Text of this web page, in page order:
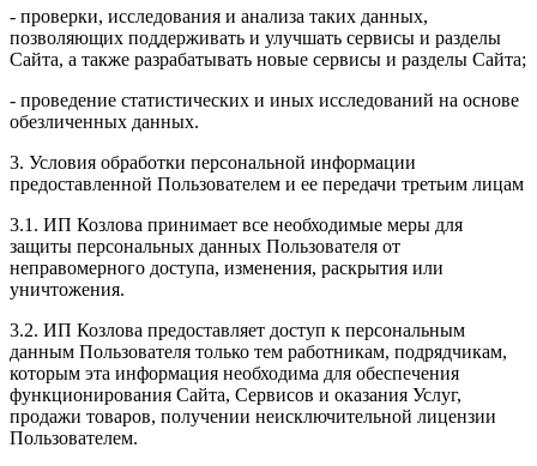
- проверки, исследования и анализа таких данных,
позволяющих поддерживать и улучшать сервисы и разделы
Сайта, а также разрабатывать новые сервисы и разделы Сайта;
- проведение статистических и иных исследований на основе
обезличенных данных.
3. Условия обработки персональной информации
предоставленной Пользователем и ее передачи третьим лицам
3.1. ИП Козлова принимает все необходимые меры для
защиты персональных данных Пользователя от
неправомерного доступа, изменения, раскрытия или
уничтожения.
3.2. ИП Козлова предоставляет доступ к персональным
данным Пользователя только тем работникам, подрядчикам,
которым эта информация необходима для обеспечения
функционирования Сайта, Сервисов и оказания Услуг,
продажи товаров, получении неисключительной лицензии
Пользователем.